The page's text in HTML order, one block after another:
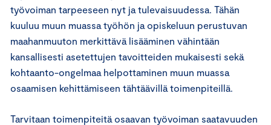
työvoiman tarpeeseen nyt ja tulevaisuudessa. Tähän
kuuluu muun muassa työhön ja opiskeluun perustuvan
maahanmuuton merkittävä lisääminen vähintään
kansallisesti asetettujen tavoitteiden mukaisesti sekä
kohtaanto-ongelmaa helpottaminen muun muassa
osaamisen kehittämiseen tähtäävillä toimenpiteillä.
Tarvitaan toimenpiteitä osaavan työvoiman saatavuuden